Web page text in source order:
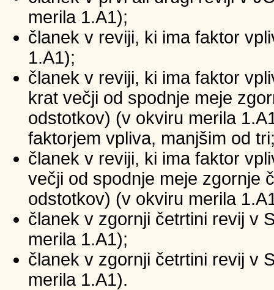
merila 1.A1);
članek v reviji, ki ima faktor
1.A1);
članek v reviji, ki ima faktor
krat večji od spodnje meje
odstotkov) (v okviru merila
faktorjem vpliva, manjšim od
članek v reviji, ki ima faktor
večji od spodnje meje zgornje
odstotkov) (v okviru merila
članek v zgornji četrtini revij v
merila 1.A1);
članek v zgornji četrtini revij v
merila 1.A1).